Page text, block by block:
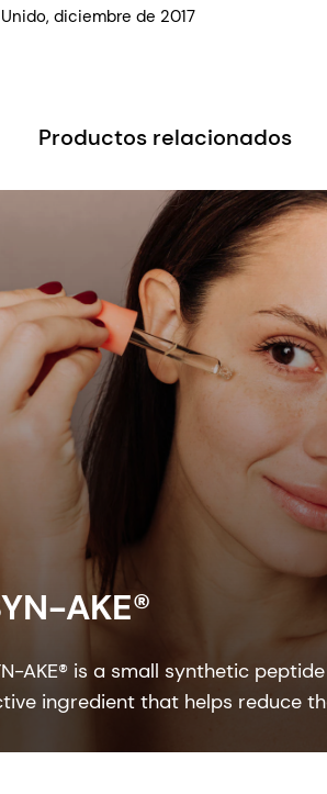
diciembre de 2017
Productos relacionados
AKE®
AKE® is a small synthetic peptide
ingredient that helps reduce